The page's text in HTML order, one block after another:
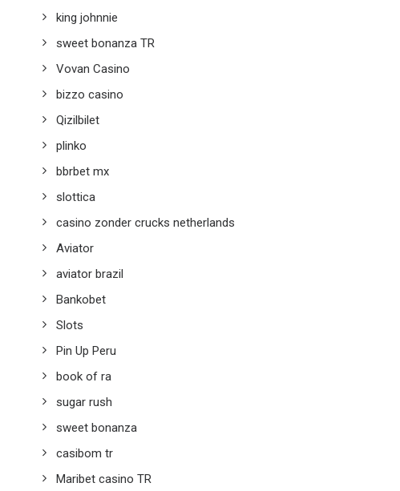
king johnnie
sweet bonanza TR
Vovan Casino
bizzo casino
Qizilbilet
plinko
bbrbet mx
slottica
casino zonder crucks netherlands
Aviator
aviator brazil
Bankobet
Slots
Pin Up Peru
book of ra
sugar rush
sweet bonanza
casibom tr
Maribet casino TR